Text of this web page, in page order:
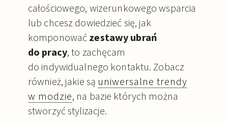
całościowego, wizerunkowego wsparcia
lub chcesz dowiedzieć się, jak
komponować zestawy ubrań
do pracy, to zachęcam
do indywidualnego kontaktu. Zobacz
również, jakie są uniwersalne trendy
w modzie, na bazie których można
stworzyć stylizacje.